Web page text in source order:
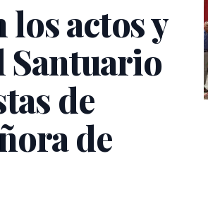
los actos y
Santuario
de
de